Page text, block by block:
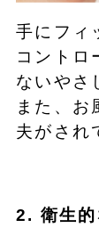
手にフィ
コントロ
ないやさ
また、お
夫がされ
2. 衛生